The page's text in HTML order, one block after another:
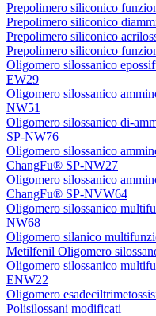
Prepolimero siliconico
Prepolimero siliconico
Prepolimero siliconico
Prepolimero siliconico
Oligomero silossanico
EW29
Oligomero silossanico
NW51
Oligomero silossanico di-
SP-NW76
Oligomero silossanico
ChangFu® SP-NW27
Oligomero silossanico
ChangFu® SP-NVW64
Oligomero silossanico
NW68
Oligomero silanico
Metilfenil Oligomero
Oligomero silossanico
ENW22
Oligomero
Polisilossani modificati